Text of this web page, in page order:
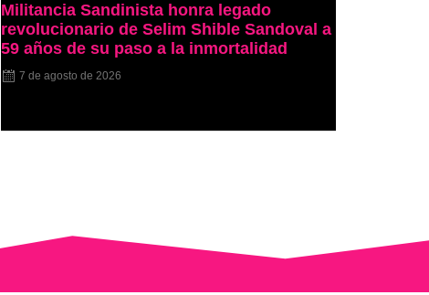
Militancia Sandinista honra legado
revolucionario de Selim Shible Sandoval a
59 años de su paso a la inmortalidad
7 de agosto de 2026